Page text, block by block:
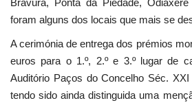
foram alguns dos locais que mais se
A cerimónia de entrega dos prémios
euros para o 1.º, 2.º e 3.º lugar de
Auditório Paços do Concelho Séc.
tendo sido ainda distinguida uma